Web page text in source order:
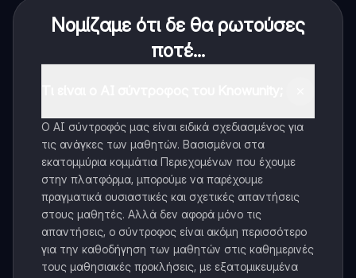
Νομίζαμε ότι δε θα ρωτούσες
ποτέ...
Ο AI σύντροφός μας είναι ειδικά σχεδιασμένος για
τις ανάγκες των μαθητών. Βασισμένοι στα
εκατομμύρια κομμάτια Περιεχομένων που έχουμε
στην πλατφόρμα, μπορούμε να παρέχουμε
πραγματικά ουσιαστικές και σχετικές απαντήσεις
στους μαθητές. Αλλά δεν αφορά μόνο τις
απαντήσεις, ο σύντροφος είναι ακόμη περισσότερο
για την καθοδήγηση των μαθητών στις καθημερινές
τους μαθησιακές προκλήσεις, με εξατομικευμένα